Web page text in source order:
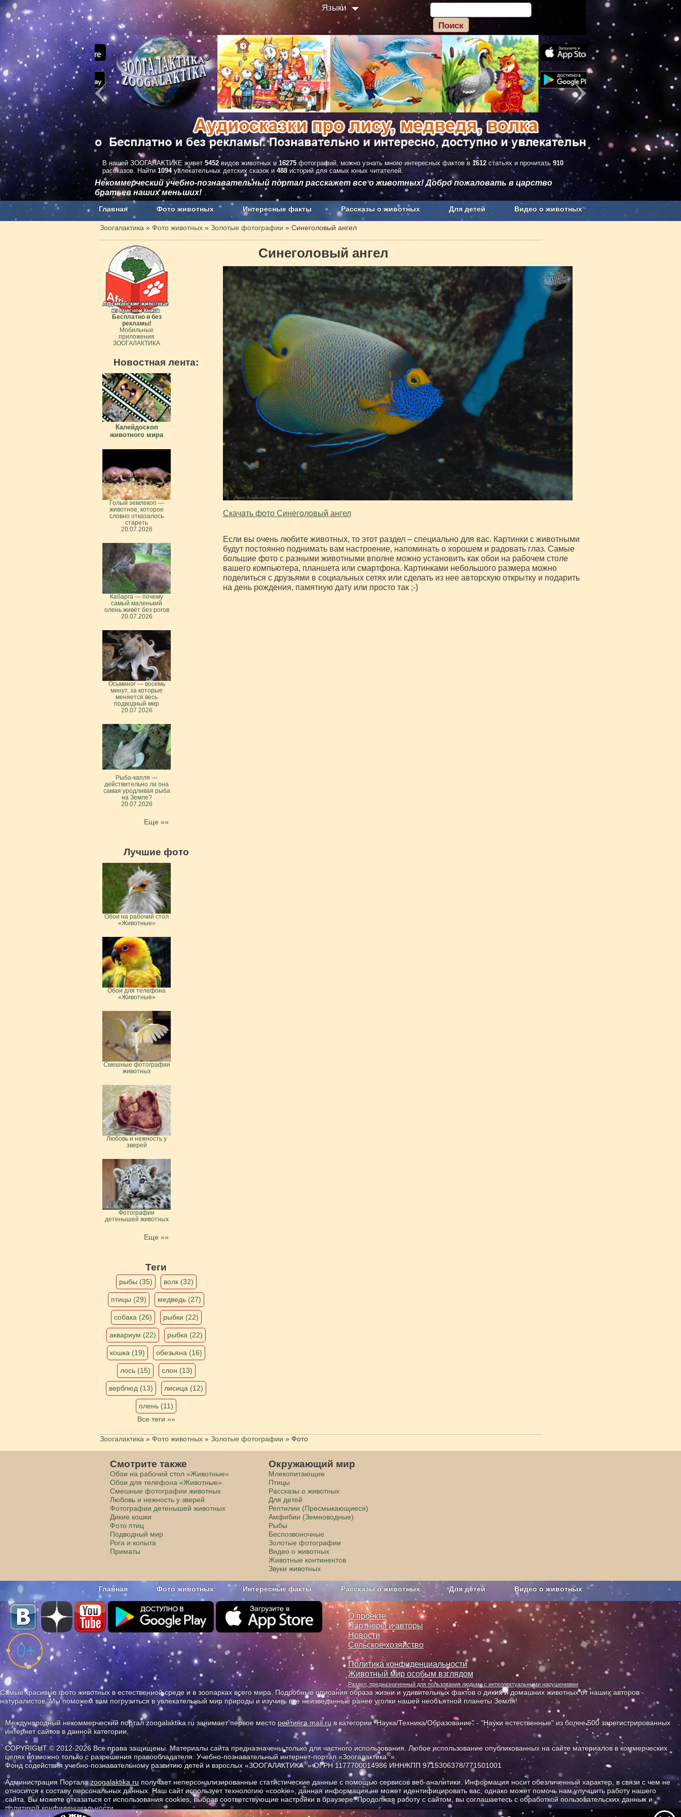
Языки
В нашей ЗООГАЛАКТИКЕ живет 5452 видов животных и 16275 фотографий, можно узнать много интересных фактов в 1612 статьях и прочитать 910
рассказов. Найти 1094увлекательных детских сказок и 488 историй для самых юных читателей.
Некоммерческий учебно-познавательный портал расскажет все о животных! Добро пожаловать в царство
братьев наших меньших!
Главная Фото животных Интересные факты Рассказы о животных Для детей Видео о животных
Наши приложения. Бесплатно и без рекламы
Зоогалактика » Фото животных » Золотые фотографии » Синеголовый ангел
Синеголовый ангел
Скачать фото Синеголовый ангел
Если вы очень любите животных, то этот раздел – специально для вас. Картинки с животными
будут постоянно поднимать вам настроение, напоминать о хорошем и радовать глаз. Самые
большие фото с разными животными вполне можно установить как обои на рабочем столе
вашего компьютера, планшета или смартфона. Картинками небольшого размера можно
поделиться с друзьями в социальных сетях или сделать из нее авторскую открытку и подарить
на день рождения, памятную дату или просто так ;-)
Бесплатно и без
рекламы!
Мобильные
приложения
ЗООГАЛАКТИКА
Новостная лента:
Калейдоскоп
животного мира
Голый землекоп —
животное, которое
словно отказалось
стареть
20.07.2026
Кабарга — почему
самый маленький
олень живёт без рогов
20.07.2026
Осьминог — восемь
минут, за которые
меняется весь
подводный мир
20.07.2026
Рыба-капля —
действительно ли она
самая уродливая рыба
на Земле?
20.07.2026
Еще »»
Лучшие фото
Обои на рабочий стол
«Животные»
Обои для телефона
«Животные»
Смешные фотографии
животных
Любовь и нежность у
зверей
Фотографии
детенышей животных
Еще »»
Теги
рыбы (35) волк (32)
птицы (29) медведь (27)
собака (26) рыбки (22)
аквариум (22) рыбка (22)
кошка (19) обезьяна (16)
лось (15) слон (13)
верблюд (13) лисица (12)
олень (11)
Все теги »»
Зоогалактика » Фото животных » Золотые фотографии » Фото
Смотрите также
Обои на рабочий стол «Животные»
Обои для телефона «Животные»
Смешные фотографии животных
Любовь и нежность у зверей
Фотографии детенышей животных
Дикие кошки
Фото птиц
Подводный мир
Рога и копыта
Приматы
Окружающий мир
Млекопитающие
Птицы
Рассказы о животных
Для детей
Рептилии (Пресмыкающиеся)
Амфибии (Земноводные)
Рыбы
Беспозвоночные
Золотые фотографии
Видео о животных
Животные континентов
Звуки животных
Главная Фото животных Интересные факты Рассказы о животных Для детей Видео о животных
Наши приложения. Бесплатно и без рекламы О проекте Сельское хозяйство
О проекте
Партнеры и авторы
Новости
Сельское хозяйство
Политика конфиденциальности
Животный мир особым взглядом
Раздел, предназначенный для пользования людьми с интеллектуальными нарушениями
Самые красивые фото животных в естественной среде и в зоопарках всего мира. Подробные описания образа жизни и удивительных фактов о диких и домашних животных от наших авторов -
натуралистов. Мы поможем вам погрузиться в увлекательный мир природы и изучить все неизведанные ранее уголки нашей необъятной планеты Земля!
Международный некоммерческий портал zoogalaktika.ru занимает первое место рейтинга mail.ru в категории "Наука/Техника/Образование" - "Науки естественные" из более 500 зарегистрированных
интернет сайтов в данной категории.
COPYRIGHT © 2012-2026 Все права защищены. Материалы сайта предназначены только для частного использования. Любое использование опубликованных на сайте материалов в коммерческих
целях возможно только с разрешения правообладателя: Учебно-познавательный интернет-портал «Зоогалактика®».
Фонд содействия учебно-познавательному развитию детей и взрослых «ЗООГАЛАКТИКА®» ОГРН 1177700014986 ИНН/КПП 9715306378/771501001
Администрация Порталаzoogalaktika.ru получает неперсонализированные статистические данные с помощью сервисов веб-аналитики. Информация носит обезличенный характер, в связи с чем не
относится к составу персональных данных. Наш сайт использует технологию «cookie», данная информация не может идентифицировать вас, однако может помочь нам улучшить работу нашего
сайта. Вы можете отказаться от использования cookies, выбрав соответствующие настройки в браузере. Продолжая работу с сайтом, вы соглашаетесь с обработкой пользовательских данных и
политикой конфиденциальности.